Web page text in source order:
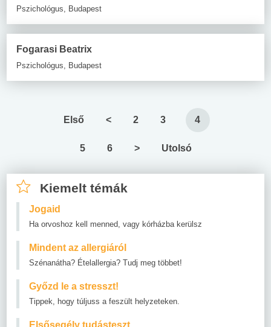
Pszichológus, Budapest
Fogarasi Beatrix
Pszichológus, Budapest
Első < 2 3 4
5 6 > Utolsó
Kiemelt témák
Jogaid
Ha orvoshoz kell menned, vagy kórházba kerülsz
Mindent az allergiáról
Szénanátha? Ételallergia? Tudj meg többet!
Győzd le a stresszt!
Tippek, hogy túljuss a feszült helyzeteken.
Elsősegély tudásteszt